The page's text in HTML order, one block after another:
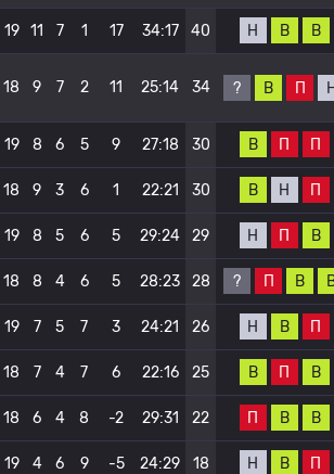
19 11 7 1 17 34:17 40 Н В В
18 9 7 2 11 25:14 34 ? В П
19 8 6 5 9 27:18 30 В П П
18 9 3 6 1 22:21 30 В Н П
19 8 5 6 5 29:24 29 Н П В
18 8 4 6 5 28:23 28 ? П В
19 7 5 7 3 24:21 26 Н В П
18 7 4 7 6 22:16 25 В П В
18 6 4 8 -2 29:31 22 П В В
19 4 6 9 -5 24:29 18 Н В П